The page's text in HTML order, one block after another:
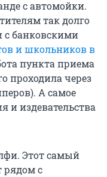
с автомойки.
так долго
с банковскими
и школьников в
пункта приема
проходила через
А самое
и издевательства
Этот самый
рядом с